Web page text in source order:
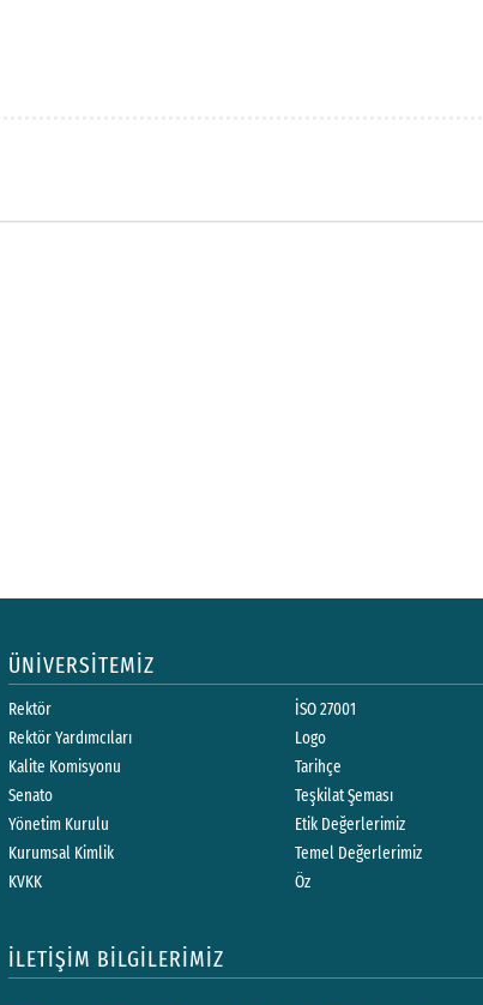
ÜNİVERSİTEMİZ
Rektör
Rektör Yardımcıları
Kalite Komisyonu
Senato
Yönetim Kurulu
Kurumsal Kimlik
KVKK
İSO 27001
Logo
Tarihçe
Teşkilat Şeması
Etik Değerlerimiz
Temel Değerlerimiz
Öz
İLETİŞİM BİLGİLERİMİZ